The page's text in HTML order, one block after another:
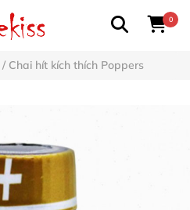
0
/ Chai hít kích thích Poppers